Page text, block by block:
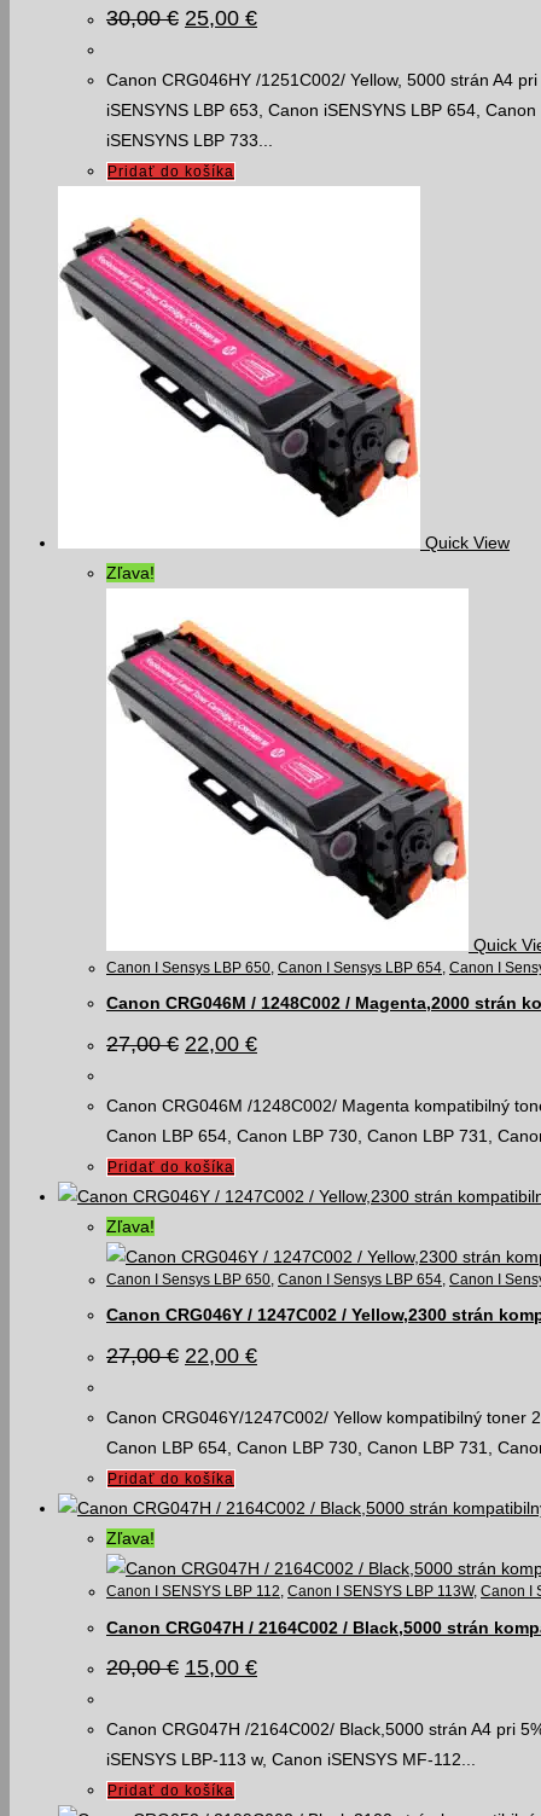
30,00€ Pôvodná
cena
30,00 €.
25,00 €Aktuálna
cena
25,00 €.
Canon CRG046HY /1251C002/ Yellow, 5000 strán A4
iSENSYNS LBP 653, Canon iSENSYNS LBP 654,
iSENSYNS LBP 733...
Pridať do košíka
Quick View
Zľava!
Quick
Canon I Sensys LBP 650 Canon I Sensys LBP 654 Canon I
Canon CRG046M / 1248C002 / Magenta,2000 strán
27,00€ Pôvodná
cena
27,00 €.
22,00 €Aktuálna
cena
22,00 €.
Canon CRG046M /1248C002/ Magenta kompatibilný
Canon LBP 654, Canon LBP 730, Canon LBP 731,
Pridať do košíka
Zľava!
Canon I Sensys LBP 650 Canon I Sensys LBP 654 Canon I
Canon CRG046Y / 1247C002 / Yellow,2300 strán
27,00€ Pôvodná
27,00 €.
22,00 €Aktuálna
22,00 €.
Canon CRG046Y/1247C002/ Yellow kompatibilný
Canon LBP 654, Canon LBP 730, Canon LBP 731,
Pridať do košíka
Zľava!
Canon I SENSYS LBP 112, Canon I SENSYS LBP 113W, Canon I
Canon CRG047H / 2164C002 / Black,5000 strán
20,00€ Pôvodná
20,00 €.
15,00 €Aktuálna
15,00 €.
Canon CRG047H /2164C002/ Black,5000 strán A4 pri
iSENSYS LBP-113 w, Canon iSENSYS MF-112...
Pridať do košíka